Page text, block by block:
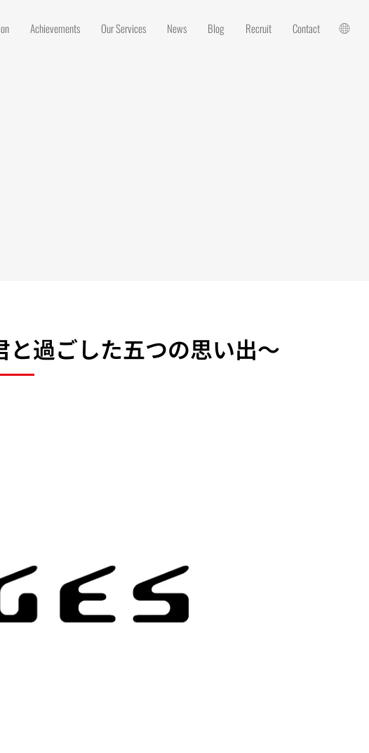
Achievements Our Services News Blog Recruit Contact
過ごした五つの思い出～